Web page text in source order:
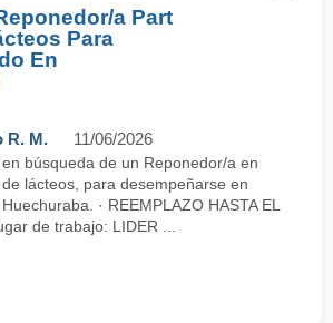
a Part
Para
En
R. M. 11/06/2026
búsqueda de un Reponedor/a en
lácteos, para desempeñarse en
· REEMPLAZO HASTA EL
de trabajo: LIDER ...